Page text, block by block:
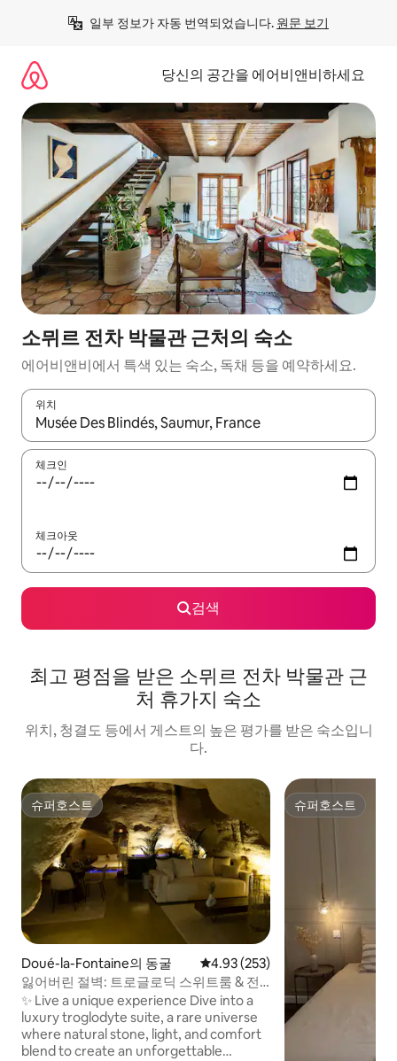
일부 정보가 자동 번역되었습니다. 원문 보기
당신의 공간을 에어비앤비하세요
소뮈르 전차 박물관 근처의 숙소
에어비앤비에서 특색 있는 숙소, 독채 등을 예약하세요.
위치
결과가 나오면 위·아래 화살표 키를 사용하거나 터치 또는 스와이
체크인
체크아웃
검색
최고 평점을 받은 소뮈르 전차 박물관 근
처 휴가지 숙소
위치, 청결도 등에서 게스트의 높은 평가를 받은 숙소입니
다.
슈퍼호스트
슈퍼호스트
Doué-la-Fontaine의 동굴 평점 4.93점(5점 만점), 후기 253
4.93 (253)
잃어버린 절벽: 트로글로딕 스위트룸 & 전
용 스파
✨ Live a unique experience Dive into a
luxury troglodyte suite, a rare universe
where natural stone, light, and comfort
blend to create an unforgettable
슈퍼호스트
슈퍼호스트